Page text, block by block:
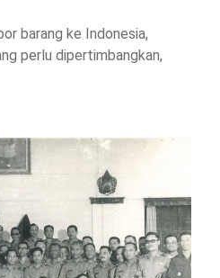
barang ke Indonesia,
perlu dipertimbangkan,